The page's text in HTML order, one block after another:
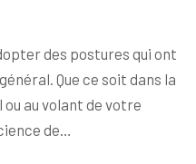
des postures qui ont
Que ce soit dans la
au volant de votre
de…